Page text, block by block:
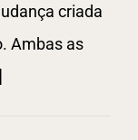
criada
Ambas as